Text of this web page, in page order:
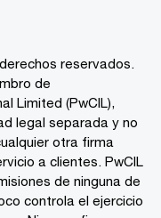
reservados.
de
Limited (PwCIL),
legal separada y no
otra firma
a clientes. PwCIL
de ninguna de
controla el ejercicio